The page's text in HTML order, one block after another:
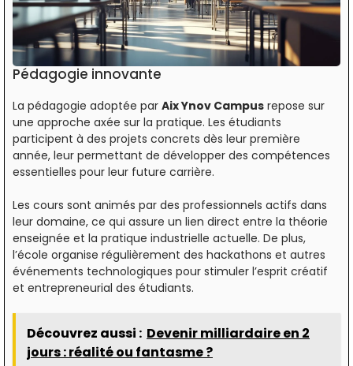
Pédagogie innovante
La pédagogie adoptée par Aix Ynov Campus repose sur
une approche axée sur la pratique. Les étudiants
participent à des projets concrets dès leur première
année, leur permettant de développer des compétences
essentielles pour leur future carrière.
Les cours sont animés par des professionnels actifs dans
leur domaine, ce qui assure un lien direct entre la théorie
enseignée et la pratique industrielle actuelle. De plus,
l’école organise régulièrement des hackathons et autres
événements technologiques pour stimuler l’esprit créatif
et entrepreneurial des étudiants.
Découvrez aussi : Devenir milliardaire en 2
jours : réalité ou fantasme ?